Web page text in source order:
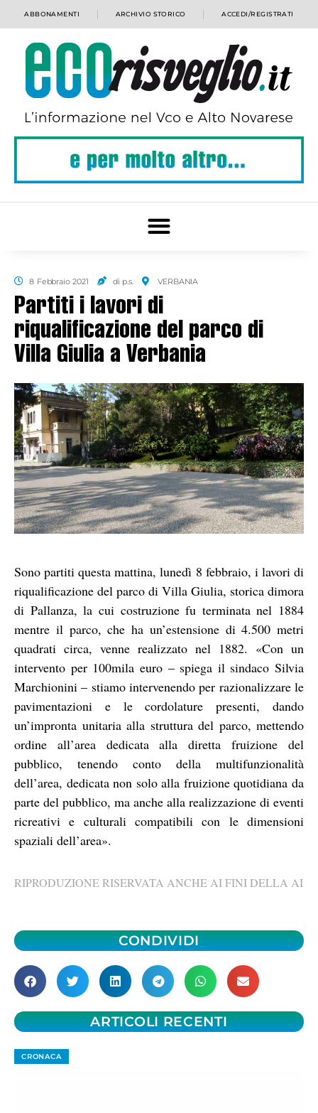
ABBONAMENTI ARCHIVIO STORICO ACCEDI/REGISTRATI
8 Febbraio 2021 di p.s. VERBANIA
Partiti i lavori di
riqualificazione del parco di
Villa Giulia a Verbania
Sono partiti questa mattina, lunedì 8 febbraio, i lavori di
riqualificazione del parco di Villa Giulia, storica dimora
di Pallanza, la cui costruzione fu terminata nel 1884
mentre il parco, che ha un’estensione di 4.500 metri
quadrati circa, venne realizzato nel 1882. «Con un
intervento per 100mila euro – spiega il sindaco Silvia
Marchionini – stiamo intervenendo per razionalizzare le
pavimentazioni e le cordolature presenti, dando
un’impronta unitaria alla struttura del parco, mettendo
ordine all’area dedicata alla diretta fruizione del
pubblico, tenendo conto della multifunzionalità
dell’area, dedicata non solo alla fruizione quotidiana da
parte del pubblico, ma anche alla realizzazione di eventi
ricreativi e culturali compatibili con le dimensioni
spaziali dell’area».
RIPRODUZIONE RISERVATA ANCHE AI FINI DELLA AI
CONDIVIDI
ARTICOLI RECENTI
CRONACA